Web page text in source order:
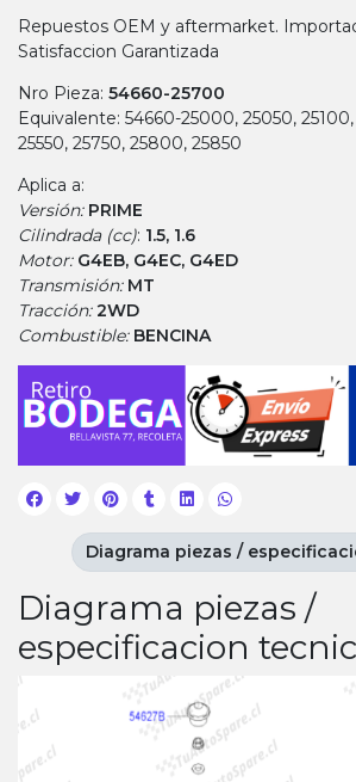
Repuestos OEM y aftermarket.
Satisfaccion Garantizada
Nro Pieza: 54660-25700
Equivalente: 54660-25000, 25050, 25100,
25550, 25750, 25800, 25850
Aplica a:
Versión: PRIME
Cilindrada (cc): 1.5, 1.6
Motor: G4EB, G4EC, G4ED
Transmisión: MT
Tracción:2WD
Combustible: BENCINA
Diagrama piezas /
especificacion
Diagrama piezas /